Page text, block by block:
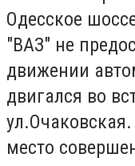
Одесское
"ВАЗ" не
движении
двигался во
место